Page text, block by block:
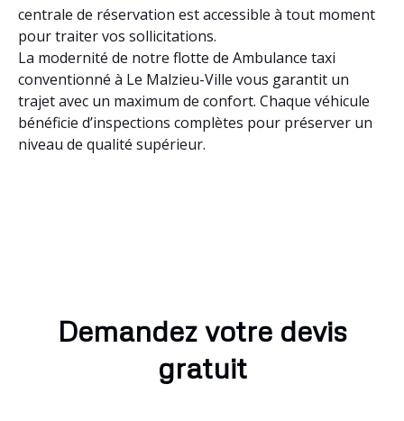
centrale de réservation est accessible à tout moment
pour traiter vos sollicitations.
La modernité de notre flotte de Ambulance taxi
conventionné à Le Malzieu-Ville vous garantit un
trajet avec un maximum de confort. Chaque véhicule
bénéficie d’inspections complètes pour préserver un
niveau de qualité supérieur.
Demandez votre devis
gratuit